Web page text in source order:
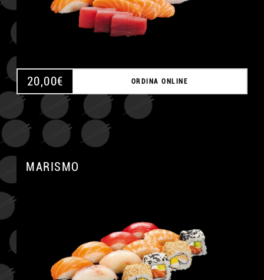
20,00€ ORDINA ONLINE
MARISMO